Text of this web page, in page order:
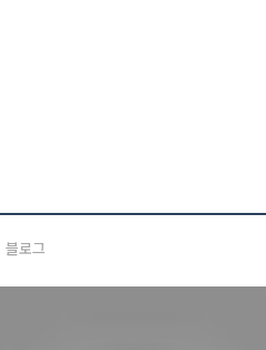
블로그